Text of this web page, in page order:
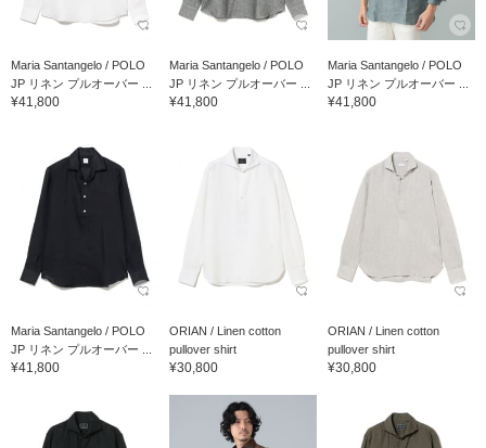
Maria Santangelo / POLO
JP リネン プルオーバー ...
¥41,800
Maria Santangelo / POLO
JP リネン プルオーバー ...
¥41,800
Maria Santangelo / POLO
JP リネン プルオーバー ...
¥41,800
Maria Santangelo / POLO
JP リネン プルオーバー ...
¥41,800
ORIAN / Linen cotton
pullover shirt
¥30,800
ORIAN / Linen cotton
pullover shirt
¥30,800